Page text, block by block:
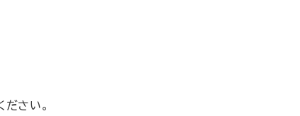
さい。